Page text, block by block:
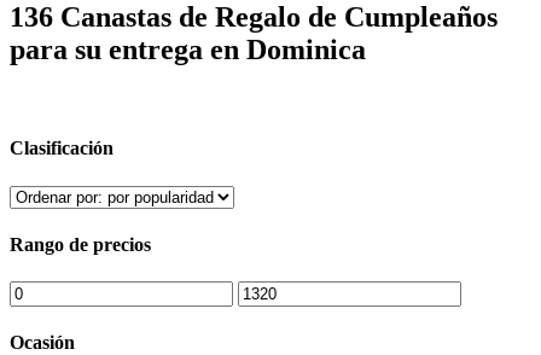
136 Canastas de Regalo de Cumpleaños
para su entrega en Dominica
Clasificación
Rango de precios
Ocasión